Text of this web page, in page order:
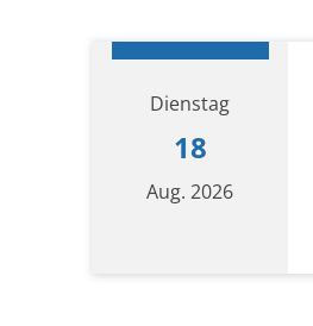
Dienstag
18
Aug. 2026